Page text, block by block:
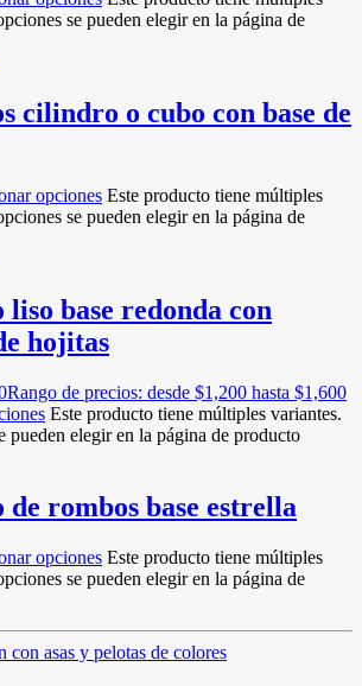
se pueden elegir en la página de
cilindro o cubo con base de
opciones Este producto tiene múltiples
se pueden elegir en la página de
base redonda con
hojitas
Rango de precios: desde $1,200 hasta $1,600
Este producto tiene múltiples variantes.
pueden elegir en la página de producto
rombos base estrella
opciones Este producto tiene múltiples
se pueden elegir en la página de